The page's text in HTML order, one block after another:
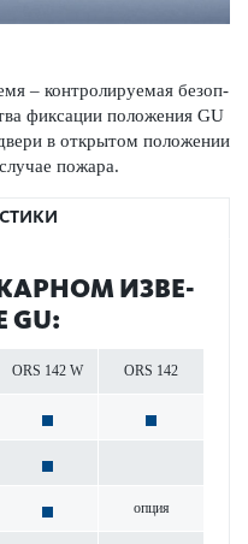
– контролируемая безоп­
фиксации пол­ожения GU
в открытом пол­ожении
пожара.
ИЗВ­Е­
ORS 142 W ORS 142
опция